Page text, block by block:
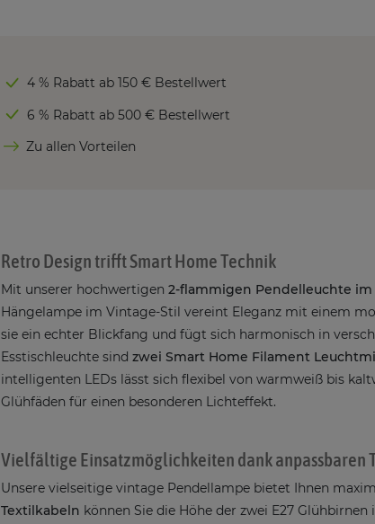
4 % Rabatt ab 150 € Bestellwert
6 % Rabatt ab 500 € Bestellwert
Zu allen Vorteilen
Retro Design trifft Smart Home Technik
Mit unserer hochwertigen 2-flammigen Pendelleuchte im
Hängelampe im Vintage-Stil vereint Eleganz mit einem
sie ein echter Blickfang und fügt sich harmonisch in
Esstischleuchte sind zwei Smart Home Filament
intelligenten LEDs lässt sich flexibel von warmweiß bis
Glühfäden für einen besonderen Lichteffekt.
Vielfältige Einsatzmöglichkeiten dank anpassbaren
Unsere vielseitige vintage Pendellampe bietet Ihnen
Textilkabeln können Sie die Höhe der zwei E27